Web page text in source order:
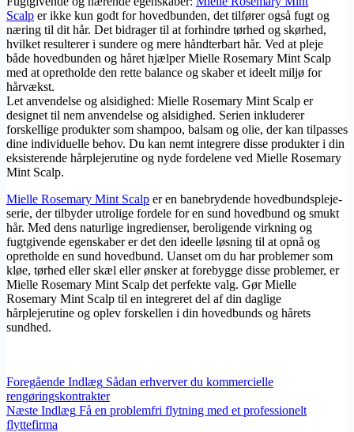
Scalp er ikke kun godt for hovedbunden, det tilfører også fugt og
næring til dit hår. Det bidrager til at forhindre tørhed og skørhed,
hvilket resulterer i sundere og mere håndterbart hår. Ved at pleje
både hovedbunden og håret hjælper Mielle Rosemary Mint Scalp
med at opretholde den rette balance og skaber et ideelt miljø for
hårvækst.
Let anvendelse og alsidighed: Mielle Rosemary Mint Scalp er
designet til nem anvendelse og alsidighed. Serien inkluderer
forskellige produkter som shampoo, balsam og olie, der kan tilpasses
dine individuelle behov. Du kan nemt integrere disse produkter i din
eksisterende hårplejerutine og nyde fordelene ved Mielle Rosemary
Mint Scalp.
Mielle Rosemary Mint Scalp er en banebrydende hovedbundspleje-
serie, der tilbyder utrolige fordele for en sund hovedbund og smukt
hår. Med dens naturlige ingredienser, beroligende virkning og
fugtgivende egenskaber er det den ideelle løsning til at opnå og
opretholde en sund hovedbund. Uanset om du har problemer som
kløe, tørhed eller skæl eller ønsker at forebygge disse problemer, er
Mielle Rosemary Mint Scalp det perfekte valg. Gør Mielle
Rosemary Mint Scalp til en integreret del af din daglige
hårplejerutine og oplev forskellen i din hovedbunds og hårets
sundhed.
Foregående Indlæg Sådan erhverver du kommercielle
rengøringskontrakter
Næste Indlæg Få en problemfri flytning med et professionelt
flyttefirma